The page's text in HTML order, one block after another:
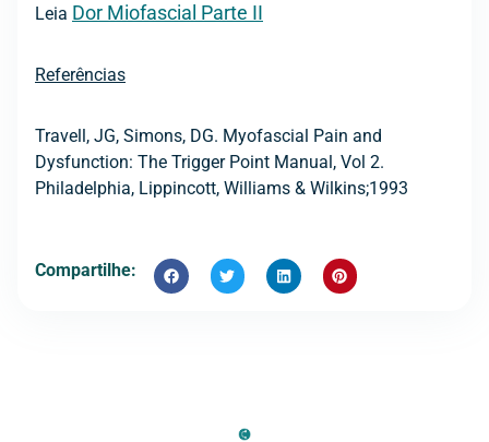
Leia Dor Miofascial Parte II
Referências
Travell, JG, Simons, DG. Myofascial Pain and
Dysfunction: The Trigger Point Manual, Vol 2.
Philadelphia, Lippincott, Williams & Wilkins;1993
Compartilhe: